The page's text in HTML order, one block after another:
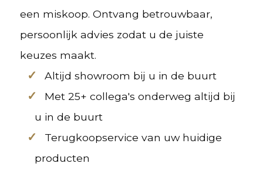
een miskoop. Ontvang betrouwbaar,
persoonlijk advies zodat u de juiste
keuzes maakt.
Altijd showroom bij u in de buurt
Met 25+ collega's onderweg altijd bij
u in de buurt
Terugkoopservice van uw huidige
producten